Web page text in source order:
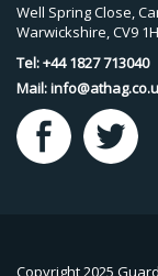
Well Spring Close,
Warwickshire, CV9
Tel: +44 1827 713040
Mail:
Copyright 2025